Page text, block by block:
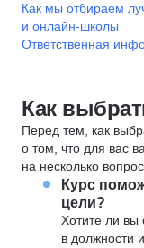
Как мы отбираем
и онлайн-школы
Ответственная
Как
Перед тем, как
о том, что для вас
на несколько
Курс
цели?
Хотите ли вы
в должности